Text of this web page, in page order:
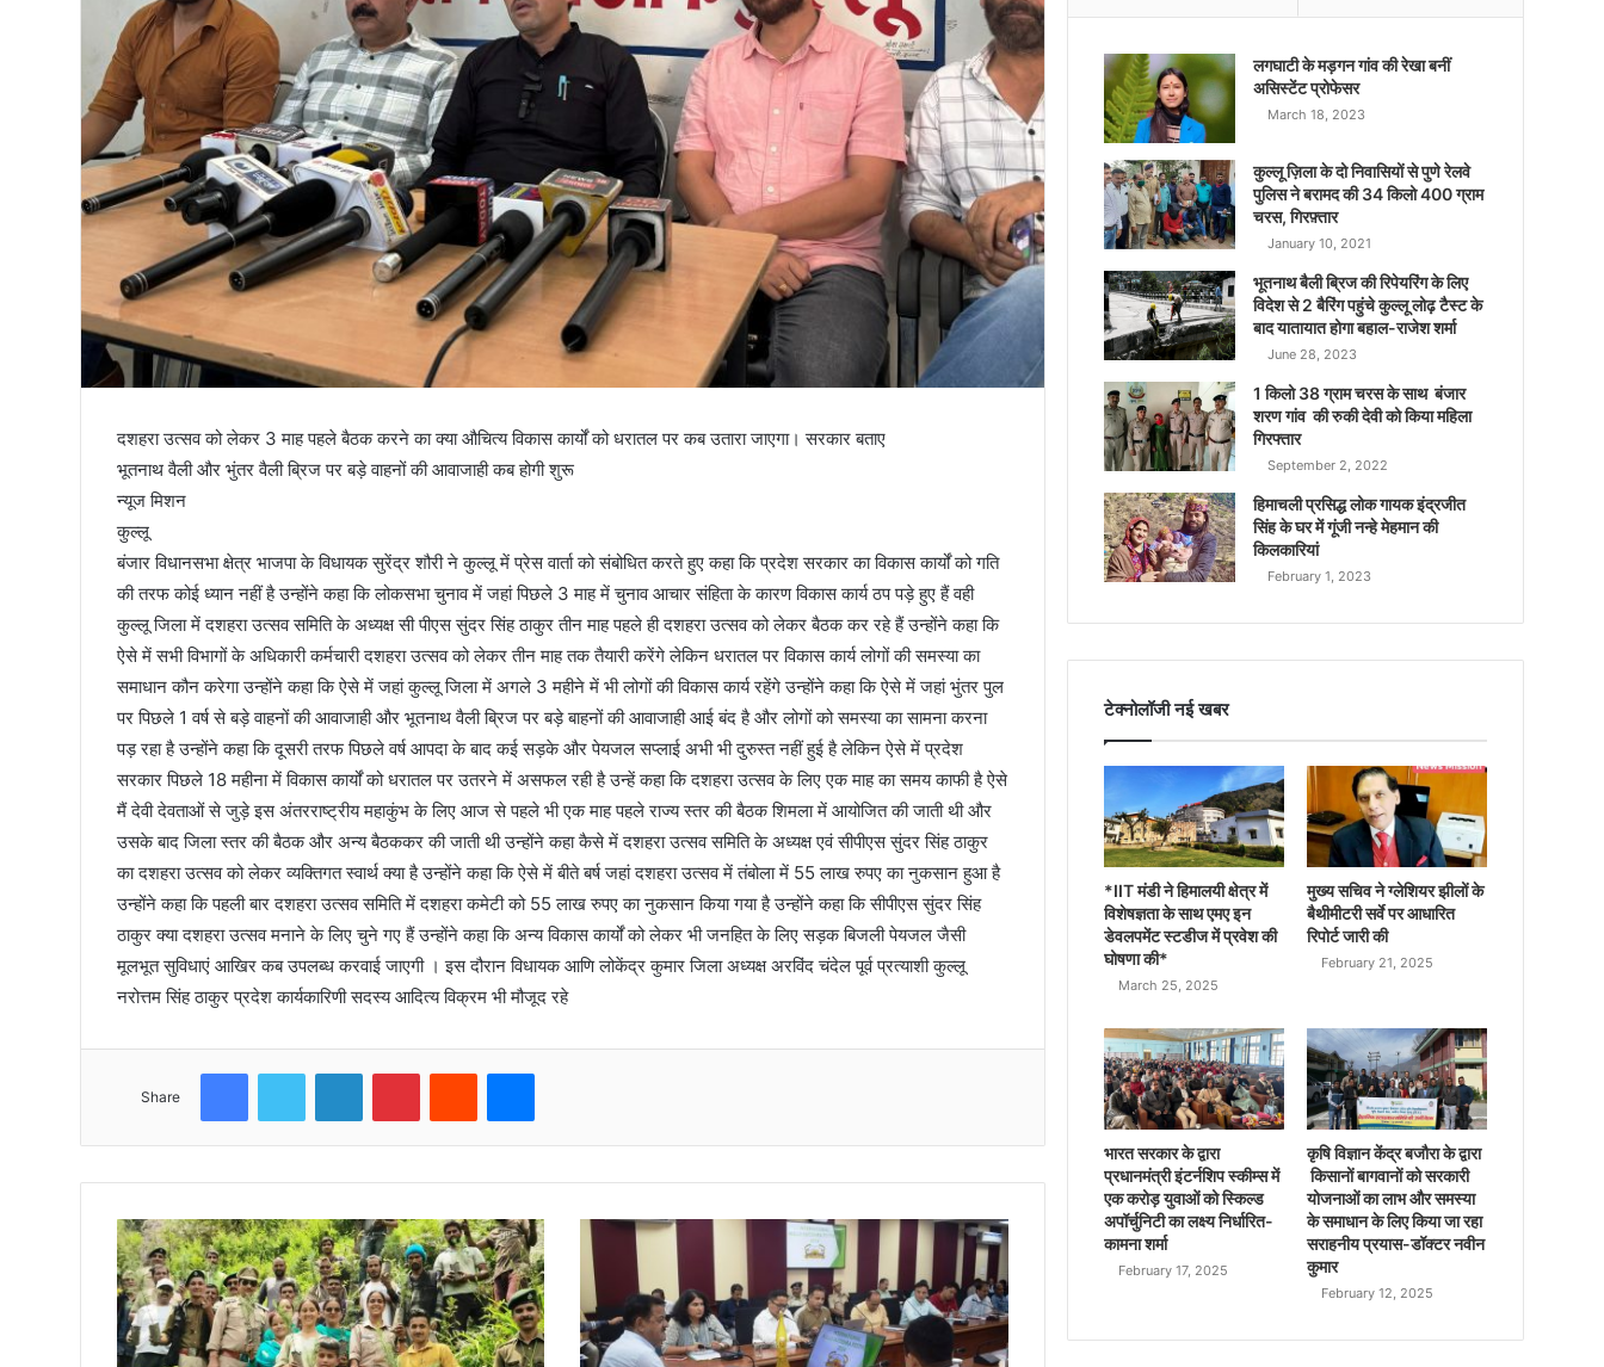
फहराया
तिरंगा
दशहरा उत्सव को लेकर 3 माह पहले बैठक करने का क्या औचित्य विकास कार्यों को धरातल पर कब उतारा जाएगा। सरकार बताए
भूतनाथ वैली और भुंतर वैली ब्रिज पर बड़े वाहनों की आवाजाही कब होगी शुरू
न्यूज मिशन
कुल्लू
बंजार विधानसभा क्षेत्र भाजपा के विधायक सुरेंद्र शौरी ने कुल्लू में प्रेस वार्ता को संबोधित करते हुए कहा कि प्रदेश सरकार का विकास कार्यों को गति
की तरफ कोई ध्यान नहीं है उन्होंने कहा कि लोकसभा चुनाव में जहां पिछले 3 माह में चुनाव आचार संहिता के कारण विकास कार्य ठप पड़े हुए हैं वही
कुल्लू जिला में दशहरा उत्सव समिति के अध्यक्ष सी पीएस सुंदर सिंह ठाकुर तीन माह पहले ही दशहरा उत्सव को लेकर बैठक कर रहे हैं उन्होंने कहा कि
ऐसे में सभी विभागों के अधिकारी कर्मचारी दशहरा उत्सव को लेकर तीन माह तक तैयारी करेंगे लेकिन धरातल पर विकास कार्य लोगों की समस्या का
समाधान कौन करेगा उन्होंने कहा कि ऐसे में जहां कुल्लू जिला में अगले 3 महीने में भी लोगों की विकास कार्य रहेंगे उन्होंने कहा कि ऐसे में जहां भुंतर पुल
पर पिछले 1 वर्ष से बड़े वाहनों की आवाजाही और भूतनाथ वैली ब्रिज पर बड़े बाहनों की आवाजाही आई बंद है और लोगों को समस्या का सामना करना
पड़ रहा है उन्होंने कहा कि दूसरी तरफ पिछले वर्ष आपदा के बाद कई सड़के और पेयजल सप्लाई अभी भी दुरुस्त नहीं हुई है लेकिन ऐसे में प्रदेश
सरकार पिछले 18 महीना में विकास कार्यों को धरातल पर उतरने में असफल रही है उन्हें कहा कि दशहरा उत्सव के लिए एक माह का समय काफी है ऐसे
मैं देवी देवताओं से जुड़े इस अंतरराष्ट्रीय महाकुंभ के लिए आज से पहले भी एक माह पहले राज्य स्तर की बैठक शिमला में आयोजित की जाती थी और
उसके बाद जिला स्तर की बैठक और अन्य बैठककर की जाती थी उन्होंने कहा कैसे में दशहरा उत्सव समिति के अध्यक्ष एवं सीपीएस सुंदर सिंह ठाकुर
का दशहरा उत्सव को लेकर व्यक्तिगत स्वार्थ क्या है उन्होंने कहा कि ऐसे में बीते बर्ष जहां दशहरा उत्सव में तंबोला में 55 लाख रुपए का नुकसान हुआ है
उन्होंने कहा कि पहली बार दशहरा उत्सव समिति में दशहरा कमेटी को 55 लाख रुपए का नुकसान किया गया है उन्होंने कहा कि सीपीएस सुंदर सिंह
ठाकुर क्या दशहरा उत्सव मनाने के लिए चुने गए हैं उन्होंने कहा कि अन्य विकास कार्यों को लेकर भी जनहित के लिए सड़क बिजली पेयजल जैसी
मूलभूत सुविधाएं आखिर कब उपलब्ध करवाई जाएगी । इस दौरान विधायक आणि लोकेंद्र कुमार जिला अध्यक्ष अरविंद चंदेल पूर्व प्रत्याशी कुल्लू
नरोत्तम सिंह ठाकुर प्रदेश कार्यकारिणी सदस्य आदित्य विक्रम भी मौजूद रहे
Share
लगघाटी के मड़गन गांव की रेखा बनीं
असिस्टेंट प्रोफेसर
March 18, 2023
कुल्लू ज़िला के दो निवासियों से पुणे रेलवे
पुलिस ने बरामद की 34 किलो 400 ग्राम
चरस, गिरफ़्तार
January 10, 2021
भूतनाथ बैली ब्रिज की रिपेयरिंग के लिए
विदेश से 2 बैरिंग पहुंचे कुल्लू लोढ़ टैस्ट के
बाद यातायात होगा बहाल-राजेश शर्मा
June 28, 2023
1 किलो 38 ग्राम चरस के साथ बंजार
शरण गांव की रुकी देवी को किया महिला
गिरफ्तार
September 2, 2022
हिमाचली प्रसिद्ध लोक गायक इंद्रजीत
सिंह के घर में गूंजी नन्हे मेहमान की
किलकारियां
February 1, 2023
टेक्नोलॉजी नई खबर
*IIT मंडी ने हिमालयी क्षेत्र में
विशेषज्ञता के साथ एमए इन
डेवलपमेंट स्टडीज में प्रवेश की
घोषणा की*
March 25, 2025
मुख्य सचिव ने ग्लेशियर झीलों के
बैथीमीटरी सर्वे पर आधारित
रिपोर्ट जारी की
February 21, 2025
भारत सरकार के द्वारा
प्रधानमंत्री इंटर्नशिप स्कीम्स में
एक करोड़ युवाओं को स्किल्ड
अपॉर्चुनिटी का लक्ष्य निर्धारित-
कामना शर्मा
February 17, 2025
कृषि विज्ञान केंद्र बजौरा के द्वारा
किसानों बागवानों को सरकारी
योजनाओं का लाभ और समस्या
के समाधान के लिए किया जा रहा
सराहनीय प्रयास-डॉक्टर नवीन
कुमार
February 12, 2025